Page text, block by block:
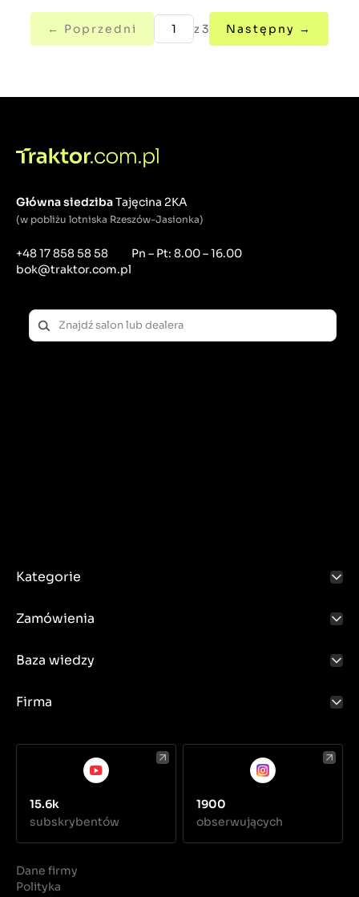
← Poprzedni z 3 Następny →
Główna siedzibaTajęcina 2KA
(w pobliżu lotniska Rzeszów-Jasionka)
+48 17 858 58 58
bok@traktor.com.pl
Pn – Pt: 8.00 – 16.00
Kategorie
Zamówienia
Baza wiedzy
Firma
15.6k
subskrybentów
1900
obserwujących
Dane firmy
Polityka